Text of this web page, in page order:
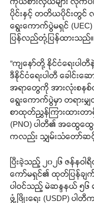
ပိုင်းနှင့် တတိယပိုင်းတွင်
ရွေးကောက်ပွဲမရှင်
ပြန်လည်တုံ့ပြန်ထားသည်။
“ကျနော်တို့ နိုင်ငံရေးပါ
ဒီနိုင်ငံရေးပါတီ ခေါင်း
အရာတွေကို အားလုံးစန
ရွေးကောက်ပွဲမှာ တရာ
စာထုတ်ညွှန်ကြားထားတ
(PNO) ပါတီ၏ အထွေထွေ
ကလည်း သျှမ်းသံတော်ဆ
ပြီးခဲ့သည့် ၂၀၂၆ ဇန်နဝ
ကော်မရှင်၏ ထုတ်ပြန်ချ
ပါဝင်သည့် မဲဆန္ဒနယ် ၅၆
ဖွံ့ဖြိုးရေး (USDP) ပါ